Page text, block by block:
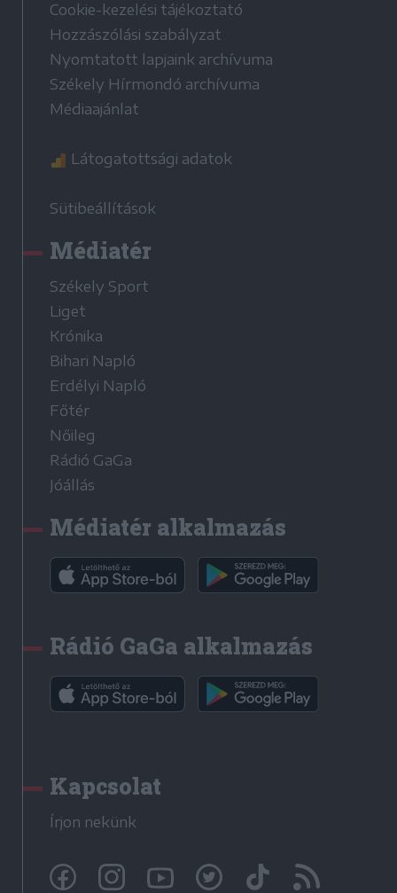
Cookie-kezelési tájékoztató
Hozzászólási szabályzat
Nyomtatott lapjaink archívuma
Székely Hírmondó archívuma
Médiaajánlat
Látogatottsági adatok
Sütibeállítások
Médiatér
Székely Sport
Liget
Krónika
Bihari Napló
Erdélyi Napló
Főtér
Nőileg
Rádió GaGa
Jóállás
Médiatér alkalmazás
Rádió GaGa alkalmazás
Kapcsolat
Írjon nekünk